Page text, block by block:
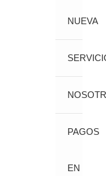
NUEVA
PAGOS
EN